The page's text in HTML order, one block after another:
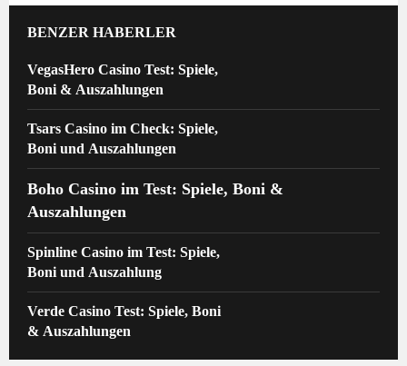
BENZER HABERLER
VegasHero Casino Test: Spiele,
Boni & Auszahlungen
Tsars Casino im Check: Spiele,
Boni und Auszahlungen
Boho Casino im Test: Spiele, Boni &
Auszahlungen
Spinline Casino im Test: Spiele,
Boni und Auszahlung
Verde Casino Test: Spiele, Boni
& Auszahlungen